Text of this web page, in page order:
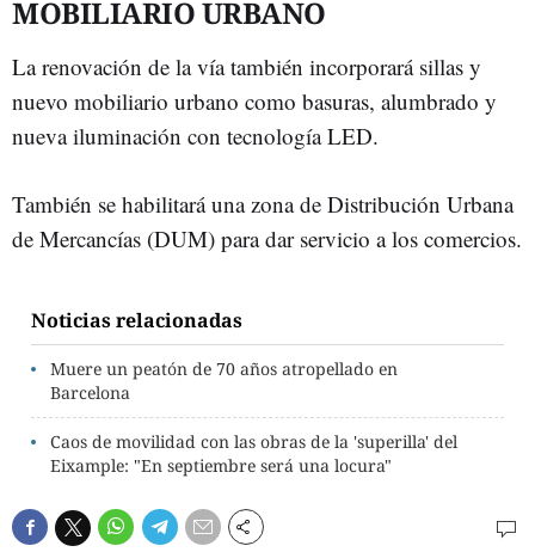
MOBILIARIO URBANO
La renovación de la vía también incorporará sillas y
nuevo mobiliario urbano como basuras, alumbrado y
nueva iluminación con tecnología LED.
También se habilitará una zona de Distribución Urbana
de Mercancías (DUM) para dar servicio a los comercios.
Noticias relacionadas
Muere un peatón de 70 años atropellado en
Barcelona
Caos de movilidad con las obras de la 'superilla' del
Eixample: "En septiembre será una locura"